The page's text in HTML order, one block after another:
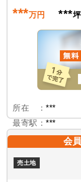
***万円 ***坪
所在 ：***
最寄駅：***
会
売土地